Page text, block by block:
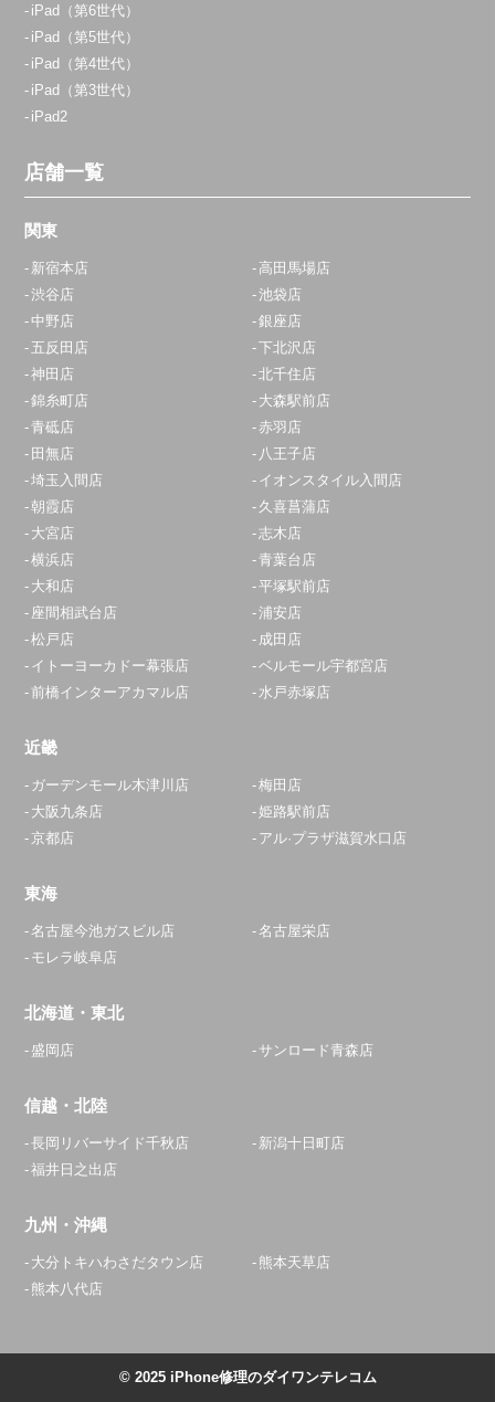
iPad（第6世代）
iPad（第5世代）
iPad（第4世代）
iPad（第3世代）
iPad2
店舗一覧
関東
新宿本店
高田馬場店
渋谷店
池袋店
中野店
銀座店
五反田店
下北沢店
神田店
北千住店
錦糸町店
大森駅前店
青砥店
赤羽店
田無店
八王子店
埼玉入間店
イオンスタイル入間店
朝霞店
久喜菖蒲店
大宮店
志木店
横浜店
青葉台店
大和店
平塚駅前店
座間相武台店
浦安店
松戸店
成田店
イトーヨーカドー幕張店
ベルモール宇都宮店
前橋インターアカマル店
水戸赤塚店
近畿
ガーデンモール木津川店
梅田店
大阪九条店
姫路駅前店
京都店
アル·プラザ滋賀水口店
東海
名古屋今池ガスビル店
名古屋栄店
モレラ岐阜店
北海道・東北
盛岡店 サンロード青森店
信越・北陸
長岡リバーサイド千秋店
新潟十日町店
福井日之出店
九州・沖縄
大分トキハわさだタウン店
熊本天草店
熊本八代店
© 2025 iPhone修理のダイワンテレコム